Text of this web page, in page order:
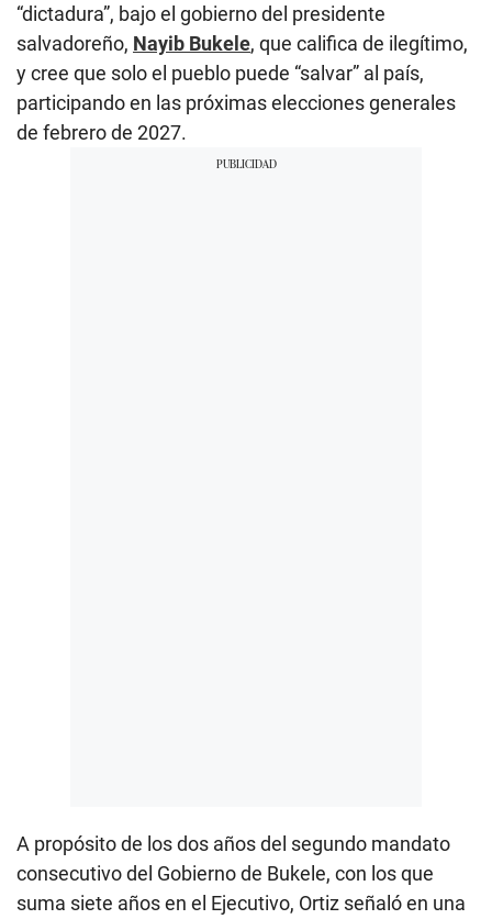
“dictadura”, bajo el gobierno del presidente
salvadoreño, Nayib Bukele, que califica de ilegítimo,
y cree que solo el pueblo puede “salvar” al país,
participando en las próximas elecciones generales
de febrero de 2027.
A propósito de los dos años del segundo mandato
consecutivo del Gobierno de Bukele, con los que
suma siete años en el Ejecutivo, Ortiz señaló en una